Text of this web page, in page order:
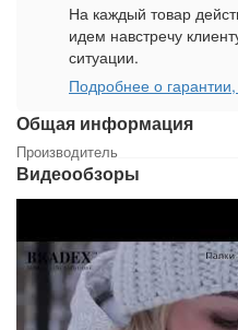
Общая информация
Производитель
Видеообзоры
На каждый товар
идем навстречу
ситуации.
Подробнее о